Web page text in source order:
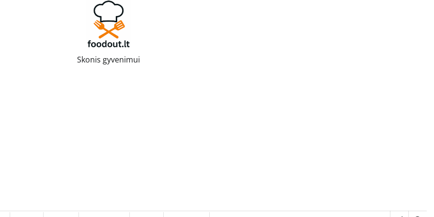
Skonis gyvenimui